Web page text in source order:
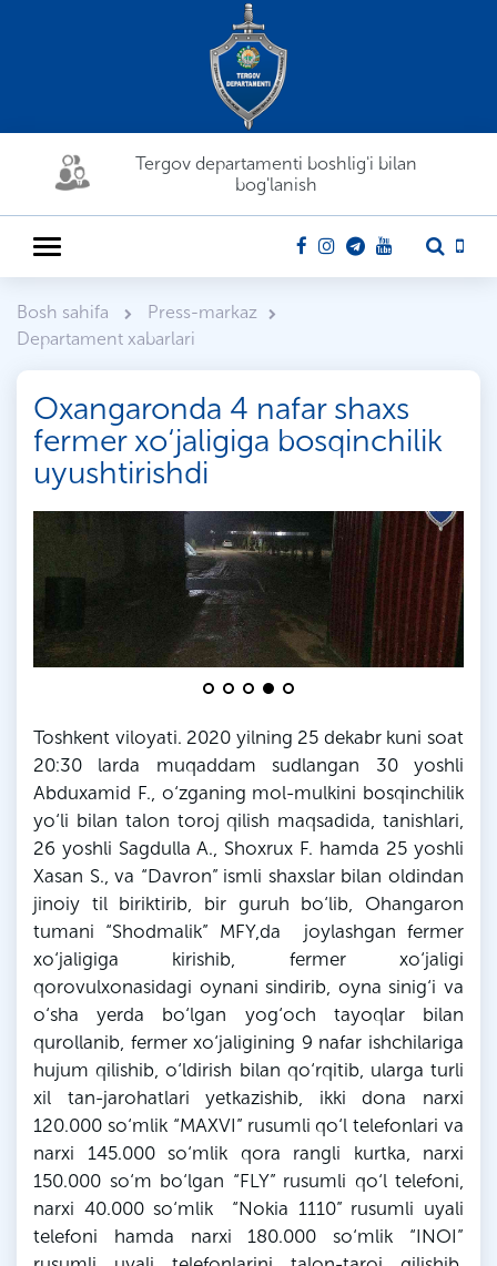
Tergov departamenti boshlig'i bilan
bog'lanish
Bosh sahifa
Press-markaz
Departament xabarlari
Oxangaronda 4 nafar shaxs
fermer xo‘jaligiga bosqinchilik
uyushtirishdi
Toshkent viloyati. 2020 yilning 25 dekabr kuni soat
20:30 larda muqaddam sudlangan 30 yoshli
Abduxamid F., o‘zganing mol-mulkini bosqinchilik
yo‘li bilan talon toroj qilish maqsadida, tanishlari,
26 yoshli Sagdulla A., Shoxrux F. hamda 25 yoshli
Xasan S., va “Davron” ismli shaxslar bilan oldindan
jinoiy til biriktirib, bir guruh bo‘lib, Ohangaron
tumani “Shodmalik” MFY,da joylashgan fermer
xo‘jaligiga kirishib, fermer xo‘jaligi
qorovulxonasidagi oynani sindirib, oyna sinig‘i va
o‘sha yerda bo‘lgan yog‘och tayoqlar bilan
qurollanib, fermer xo‘jaligining 9 nafar ishchilariga
hujum qilishib, o‘ldirish bilan qo‘rqitib, ularga turli
xil tan-jarohatlari yetkazishib, ikki dona narxi
120.000 so‘mlik “MAXVI” rusumli qo‘l telefonlari va
narxi 145.000 so‘mlik qora rangli kurtka, narxi
150.000 so‘m bo‘lgan “FLY” rusumli qo‘l telefoni,
narxi 40.000 so‘mlik “Nokia 1110” rusumli uyali
telefoni hamda narxi 180.000 so‘mlik “INOI”